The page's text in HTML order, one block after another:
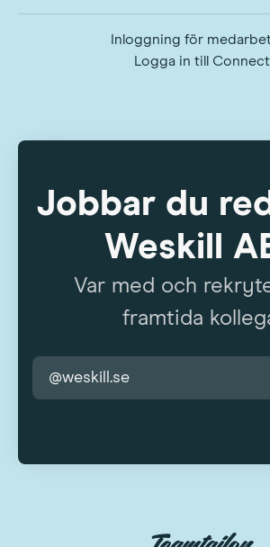
Inloggning för
Logga in till Connect
Jobbar du
Weskill
Var med och
framtida
@weskill.se